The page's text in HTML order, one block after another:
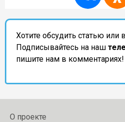
Хотите обсудить статью или
Подписывайтесь на наш
пишите нам в комментариях!
О проекте